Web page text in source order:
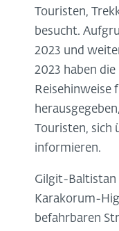
Touristen,
besucht.
2023 und
2023 haben die
Reisehinweise
Touristen, sich
informieren.
Gilgit-Baltistan
Karakorum-
befahrbaren